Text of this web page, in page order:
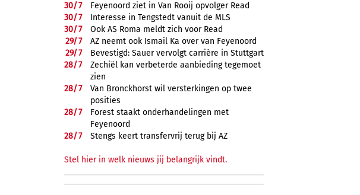
30/7
Feyenoord ziet in Van Rooij opvolger Read
30/7
Interesse in Tengstedt vanuit de MLS
30/7
Ook AS Roma meldt zich voor Read
29/7
AZ neemt ook Ismail Ka over van Feyenoord
29/7
Bevestigd: Sauer vervolgt carrière in Stuttgart
28/7
Zechiël kan verbeterde aanbieding tegemoet
zien
28/7
Van Bronckhorst wil versterkingen op twee
posities
28/7
Forest staakt onderhandelingen met
Feyenoord
28/7 Stengs keert transfervrij terug bij AZ
Stel hier in welk nieuws jij belangrijk vindt.